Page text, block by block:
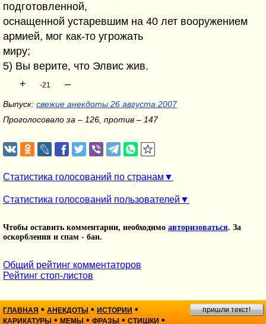
подготовленной,
оснащенной устаревшим на 40 лет вооружением
армией, мог как-то угрожать
миру;
5) Вы верите, что Элвис жив.
+
-21 –
Выпуск: свежие анекдоты 26 августа 2007
Проголосовало за – 126, против – 147
Статистика голосований по странам
Статистика голосований пользователей
Чтобы оставить комментарии, необходимо авторизоваться. За
оскорбления и спам - бан.
Общий рейтинг комментаторов
Рейтинг стоп-листов
ГЛАВНАЯ • АНЕКДОТЫ • ИСТОРИИ •
КАРИКАТУРЫ • МЕМЫ • ФРАЗЫ • СТИШКИ •
пришли текст!